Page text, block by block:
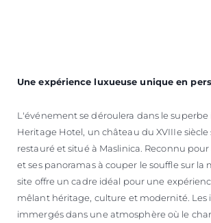
Une expérience luxueuse unique en
L'événement se déroulera dans le superbe
Heritage Hotel, un château du XVIIIe
restauré et situé à Maslinica. Reconnu
et ses panoramas à couper le souffle sur la
site offre un cadre idéal pour une
mêlant héritage, culture et modernité. Les
immergés dans une atmosphère où le